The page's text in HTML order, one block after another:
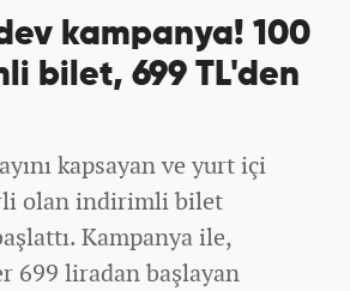
kampanya! 100
bilet, 699 TL'den
kapsayan ve yurt içi
olan indirimli bilet
Kampanya ile,
liradan başlayan